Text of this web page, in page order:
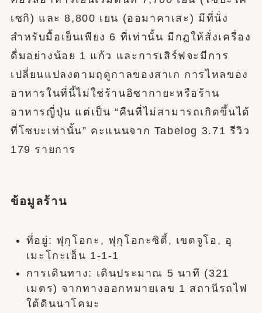
เซกิ) และ 8,800 เยน (ออมาคาเสะ) มีที่นั่ง
สำหรับมื้อเย็นเพียง 6 ที่เท่านั้น มีกฎให้สั่งเครื่อง
ดื่มอย่างน้อย 1 แก้ว และการเสิร์ฟจะมีการ
เปลี่ยนแปลงตามฤดูกาลของสาเก การไหลของ
อาหารในที่นี้ไม่ใช่ร้านอิซากายะหรือร้าน
อาหารญี่ปุ่น แต่เป็น “คืนที่ไม่สามารถเกิดขึ้นได้
ที่โซบะเท่านั้น” คะแนนจาก Tabelog 3.71 รีวิว
179 รายการ
ข้อมูลร้าน
ที่อยู่: ฟุกุโอกะ, ฟุกุโอกะซิตี้, เขตจูโอ, อุ
เมะโกะเอ็น 1-1-1
การเดินทาง: เดินประมาณ 5 นาที (321
เมตร) จากทางออกหมายเลข 1 สถานีรถไฟ
ใต้ดินนาโคมะ